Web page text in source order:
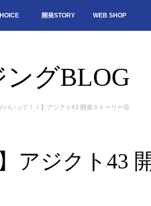
開発STORY WEB SHOP
ングBLOG
バいって！！】アジクト43 開発ストーリー④
アジクト43